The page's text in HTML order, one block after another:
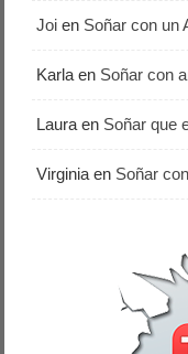
Joi en Soñar con un
Karla en Soñar con
Laura en Soñar que
Virginia en Soñar